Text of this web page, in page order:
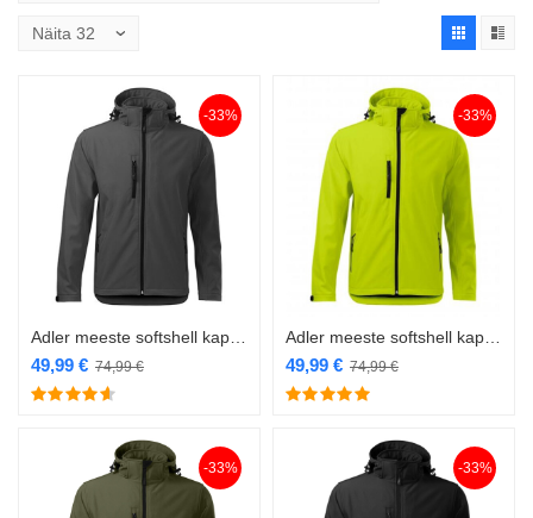
-33%
74,99€
49,99 €
-33%
74,99€
49,99 €
-33% -33%